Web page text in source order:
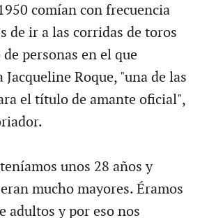
comían con frecuencia
de ir a las corridas de toros
personas en el que
Roque, "una de las
el título de amante oficial",
unos 28 años y
mucho mayores. Éramos
adultos y por eso nos